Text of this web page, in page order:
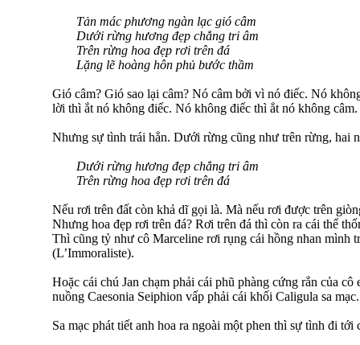
Tản mác phương ngàn lạc gió câm
Dưới rừng hương đẹp chẳng tri âm
Trên rừng hoa đẹp rơi trên đá
Lặng lẽ hoàng hôn phủ bước thầm
Gió câm? Gió sao lại câm? Nó câm bởi vì nó điếc. Nó
lời thì ắt nó không điếc. Nó không điếc thì ắt nó không
Nhưng sự tình trái hẳn. Dưới rừng cũng như trên rừng, hai
Dưới rừng hương đẹp chẳng tri âm
Trên rừng hoa đẹp rơi trên đá
Nếu rơi trên đất còn khả dĩ gọi là. Mà nếu rơi được trên
Nhưng hoa đẹp rơi trên đá? Rơi trên đá thì còn ra cái thể
Thì cũng tỷ như cô Marceline rơi rụng cái hồng nhan mình
(L’Immoraliste).
Hoặc cái chú Jan chạm phải cái phũ phàng cứng rắn của
nuồng Caesonia Seiphion vấp phải cái khối Caligula sa mạc.
Sa mạc phát tiết anh hoa ra ngoài một phen thì sự tình đi